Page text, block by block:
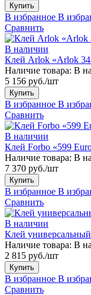
Купить
В избранное В
Сравнить
В наличии
Клей Arlok «Arlok
Наличие товара: В
5 156 руб./шт
Купить
В избранное В
Сравнить
В наличии
Клей Forbo «599
Наличие товара: В
7 370 руб./шт
Купить
В избранное В
Сравнить
В наличии
Клей
Наличие товара: В
2 815 руб./шт
Купить
В избранное В
Сравнить